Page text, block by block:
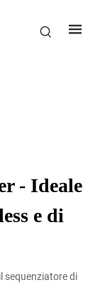
- Ideale
e di
sequenziatore di